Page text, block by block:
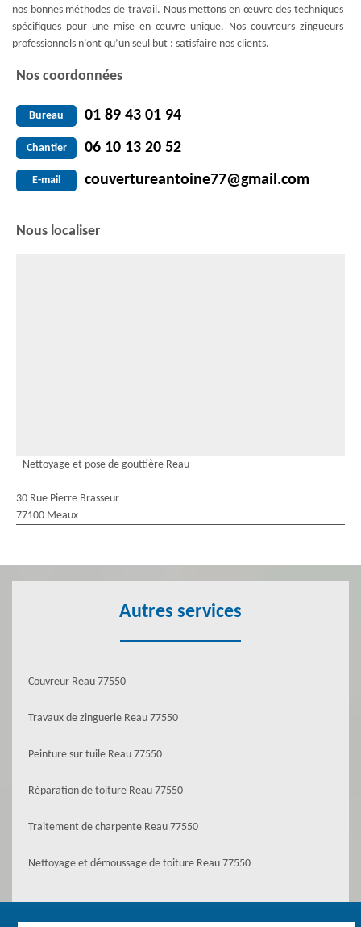
nos bonnes méthodes de travail. Nous mettons en œuvre des techniques
spécifiques pour une mise en œuvre unique. Nos couvreurs zingueurs
professionnels n’ont qu’un seul but : satisfaire nos clients.
Nos coordonnées
Bureau 01 89 43 01 94
Chantier 06 10 13 20 52
E-mail couvertureantoine77@gmail.com
Nous localiser
Nettoyage et pose de gouttière Reau
30 Rue Pierre Brasseur
77100 Meaux
Autres services
Couvreur Reau 77550
Travaux de zinguerie Reau 77550
Peinture sur tuile Reau 77550
Réparation de toiture Reau 77550
Traitement de charpente Reau 77550
Nettoyage et démoussage de toiture Reau 77550